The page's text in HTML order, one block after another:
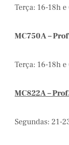
Terça: 16-18h
MC750A –
Terça: 16-18h
MC822A –
Segundas: 21-